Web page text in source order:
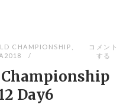
CHAMPIONSHIP
コメント
する
Day6